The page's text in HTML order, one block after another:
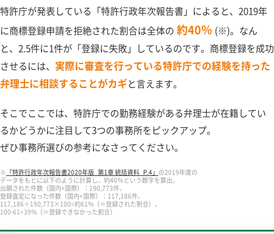
特許庁が発表している「特許行政年次報告書」によると、2019年
に商標登録申請を拒絶された割合は全体の 約40％ (※)。なん
と、2.5件に1件が「登録に失敗」しているのです。商標登録を成功
させるには、 実際に審査を行っている特許庁での経験を持った
弁理士に相談することがカギと言えます。
そこでここでは、特許庁での勤務経験がある弁理士が在籍してい
るかどうかに注目して3つの事務所をピックアップ。
ぜひ事務所選びの参考になさってください。
※ 「特許行政年次報告書2020年版_第1章 統括資料_P.4」 の2019年度の
データをもとに以下のように計算し、約40％という数字を算出。
出願された件数（国内+国際）：190,773件、
登録査定になった件数（国内+国際）：117,186件、
117,186÷190,773×100=約61%（＝登録された割合）、
100-61=39%（＝登録できなかった割合）